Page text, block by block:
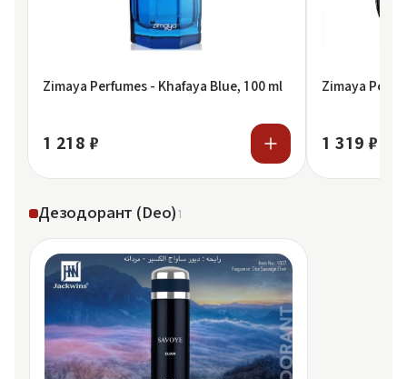
Zimaya Perfumes - Khafaya Blue, 100 ml
1 218 ₽
Zimaya
1 319 ₽
Дезодорант (Deo)1